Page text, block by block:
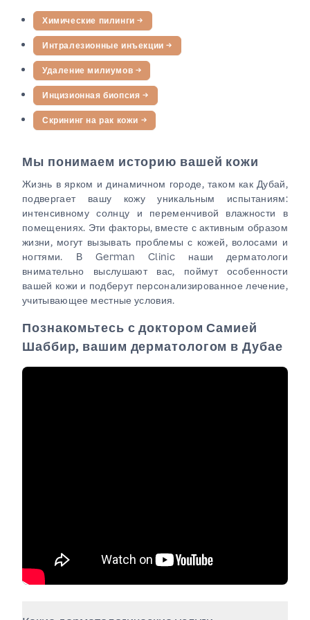
Химические пилинги →
Интралезионные инъекции →
Удаление милиумов →
Инцизионная биопсия →
Скрининг на рак кожи →
Мы понимаем историю вашей кожи
Жизнь в ярком и динамичном городе, таком как Дубай,
подвергает вашу кожу уникальным испытаниям:
интенсивному солнцу и переменчивой влажности в
помещениях. Эти факторы, вместе с активным образом
жизни, могут вызывать проблемы с кожей, волосами и
ногтями. В German Clinic наши дерматологи
внимательно выслушают вас, поймут особенности
вашей кожи и подберут персонализированное лечение,
учитывающее местные условия.
Познакомьтесь с доктором Самией
Шаббир, вашим дерматологом в Дубае